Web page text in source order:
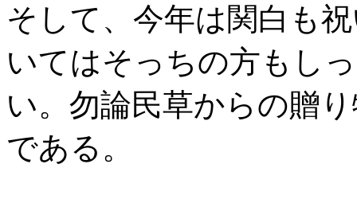
そして、今年は関白も
いてはそっちの方もし
い。勿論民草からの贈
である。